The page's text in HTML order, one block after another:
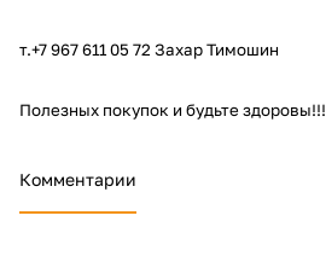
т.+7 967 611 05 72 Захар Тимошин
Полезных покупок и будьте здоровы!!!
Комментарии